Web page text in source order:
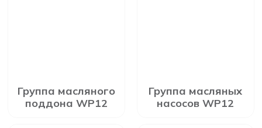
Группа масляного
поддона WP12
Группа масляных
насосов WP12